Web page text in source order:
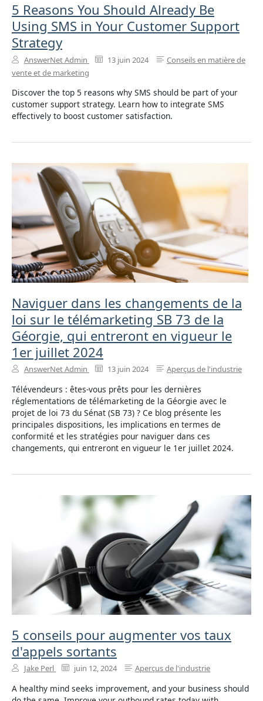
5 Reasons You Should Already Be
Using SMS in Your Customer Support
Strategy
AnswerNet Admin 13 juin 2024
Conseils en matière de
vente et de marketing
Discover the top 5 reasons why SMS should be part of your
customer support strategy. Learn how to integrate SMS
effectively to boost customer satisfaction.
Naviguer dans les changements de la
loi sur le télémarketing SB 73 de la
Géorgie, qui entreront en vigueur le
1er juillet 2024
AnswerNet Admin 13 juin 2024 Aperçus de l'industrie
Télévendeurs : êtes-vous prêts pour les dernières
réglementations de télémarketing de la Géorgie avec le
projet de loi 73 du Sénat (SB 73) ? Ce blog présente les
principales dispositions, les implications en termes de
conformité et les stratégies pour naviguer dans ces
changements, qui entreront en vigueur le 1er juillet 2024.
5 conseils pour augmenter vos taux
d'appels sortants
Jake Perl juin 12, 2024 Aperçus de l'industrie
A healthy mind seeks improvement, and your business should